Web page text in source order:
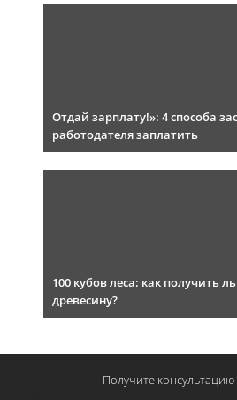
Отдай зарплату!»: 4 способа
работодателя заплатить
100 кубов леса: как получить
древесину?
Получите консультацию